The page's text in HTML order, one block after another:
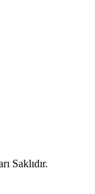
Saklıdır.